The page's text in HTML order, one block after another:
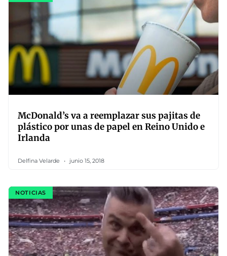
McDonald’s va a reemplazar sus pajitas de
plástico por unas de papel en Reino Unido e
Irlanda
Delfina Velarde junio 15, 2018
NOTICIAS